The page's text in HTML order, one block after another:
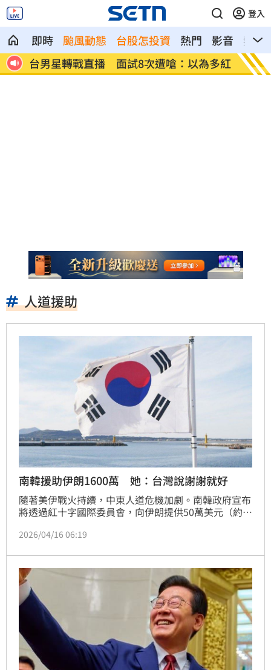
登入
即時 颱風動態 台股怎投資 熱門 影音
熱搜
紅 小說家38歲財富自由！靠1張表算出退休
金
全聯
付」
人道援助
南韓援助伊朗1600萬 她：台灣說謝謝就好
隨著美伊戰火持續，中東人道危機加劇。南韓政府宣布
將透過紅十字國際委員會，向伊朗提供50萬美元（約新
特使已飛抵伊朗，積極就滯留船隻與船員安全問題展開
就是錢太多，假好心」，直言捐錢給伊朗就只會被權貴
家族貪污掉而已。
2026/04/16 06:19